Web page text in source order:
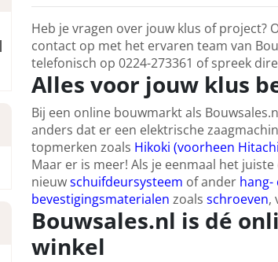
Heb je vragen over jouw klus of project?
contact op met het ervaren team van
telefonisch op 0224-273361 of spreek
Alles voor jouw klus
Bij een online bouwmarkt als
anders dat er een elektrische
topmerken zoals Hikoki (voorheen
Maar er is meer! Als je eenmaal het
nieuwschuifdeursysteem of ander hang-
bevestigingsmaterialen zoals schroeven,
Bouwsales.nl is dé
winkel